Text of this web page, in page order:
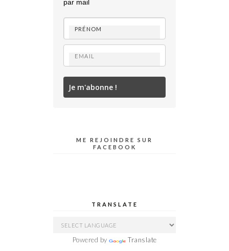
par mail
Je m'abonne !
ME REJOINDRE SUR
FACEBOOK
TRANSLATE
Powered by Translate